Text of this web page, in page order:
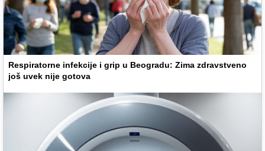
Respiratorne infekcije i grip u Beogradu: Zima zdravstveno
još uvek nije gotova